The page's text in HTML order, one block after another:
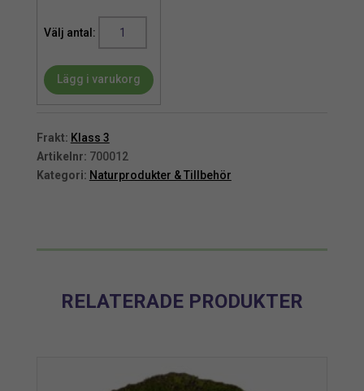
Grind
Kastanj
H
B
150
cm
Lägg i varukorg
Frakt: Klass 3
Artikelnr: 700012
Kategori: Naturprodukter & Tillbehör
RELATERADE PRODUKTER